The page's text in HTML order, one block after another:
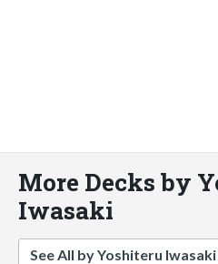
More Decks by
Iwasaki
See All by Yoshiteru Iwasaki